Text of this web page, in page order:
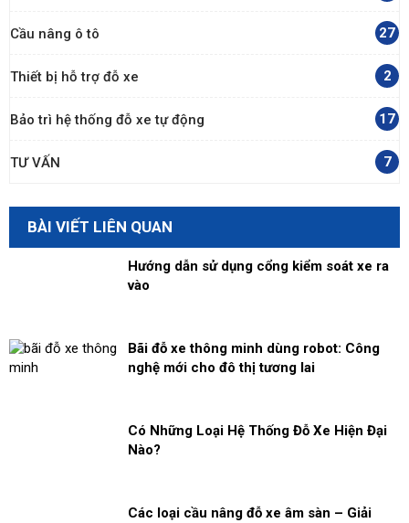
Cầu nâng ô tô 27
Thiết bị hỗ trợ đỗ xe 2
Bảo trì hệ thống đỗ xe tự động 17
TƯ VẤN 7
BÀI VIẾT LIÊN QUAN
Hướng dẫn sử dụng cổng kiểm soát xe ra
vào
Bãi đỗ xe thông minh dùng robot: Công
nghệ mới cho đô thị tương lai
Có Những Loại Hệ Thống Đỗ Xe Hiện Đại
Nào?
Các loại cầu nâng đỗ xe âm sàn – Giải